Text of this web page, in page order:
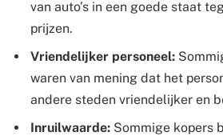
van auto’s in een goede staat
prijzen.
Vriendelijker personeel:
waren van mening dat het
andere steden vriendelijker en
Inruilwaarde: Sommige kopers